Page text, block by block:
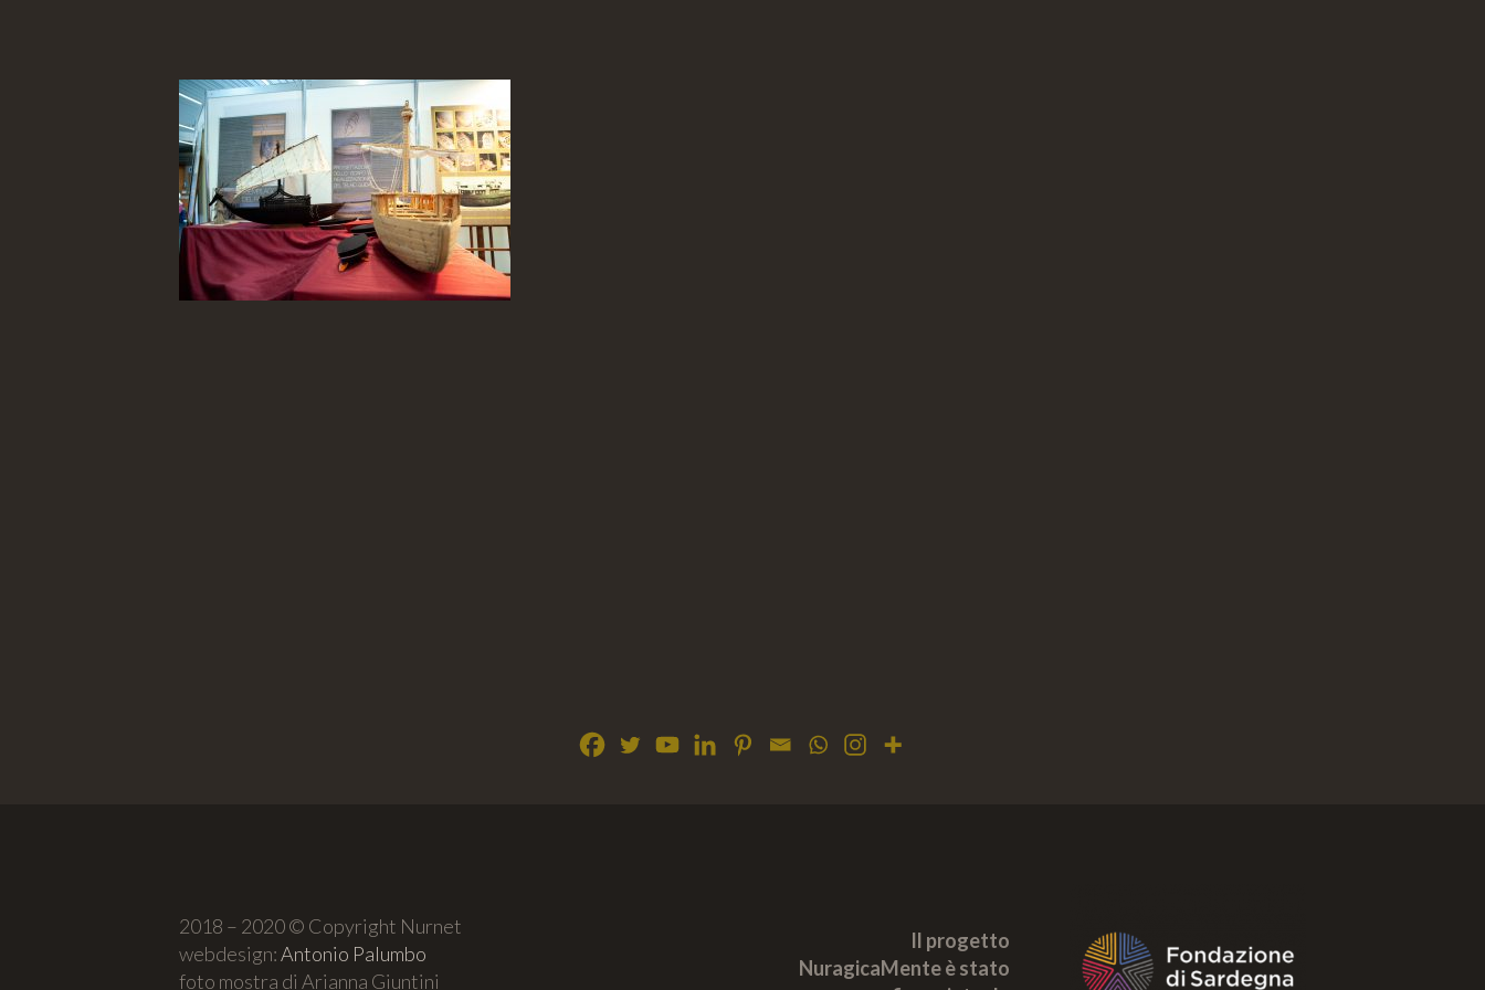
2018 – 2020 © Copyright Nurnet
webdesign:Antonio Palumbo
foto mostra di Arianna Giuntini
Il progetto
NuragicaMente è stato